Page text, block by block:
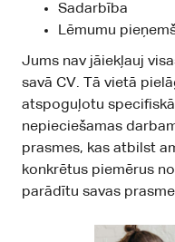
Sadarbība
Lēmumu
Jums nav jāiekļauj
savā CV. Tā vietā
atspoguļotu
nepieciešamas
prasmes, kas atbilst
konkrētus piemērus
parādītu savas